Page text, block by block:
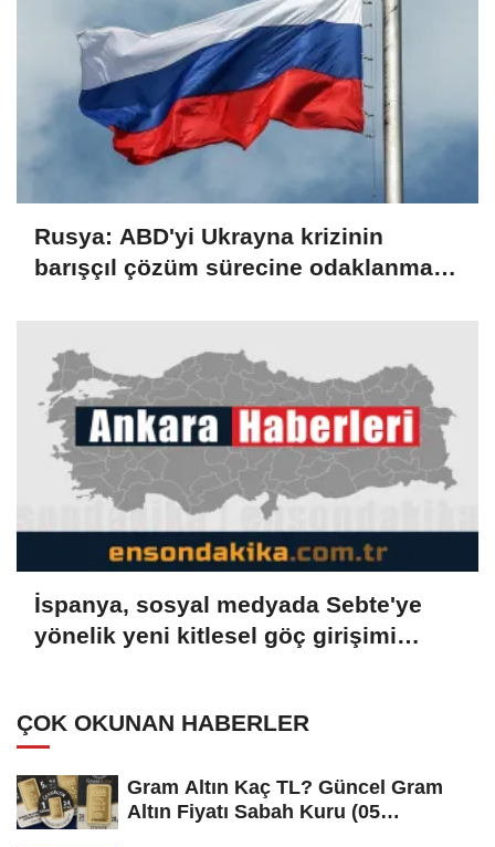
Rusya: ABD'yi Ukrayna krizinin
barışçıl çözüm sürecine odaklanmaya
İspanya, sosyal medyada Sebte'ye
yönelik yeni kitlesel göç girişimi
ÇOK OKUNAN HABERLER
Gram Altın Kaç TL? Güncel Gram
Altın Fiyatı Sabah Kuru (05